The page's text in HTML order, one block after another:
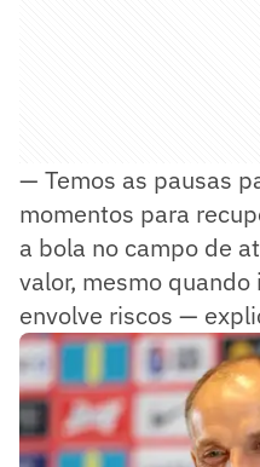
— Temos as pausas
momentos para
a bola no campo de
valor, mesmo
envolve riscos —